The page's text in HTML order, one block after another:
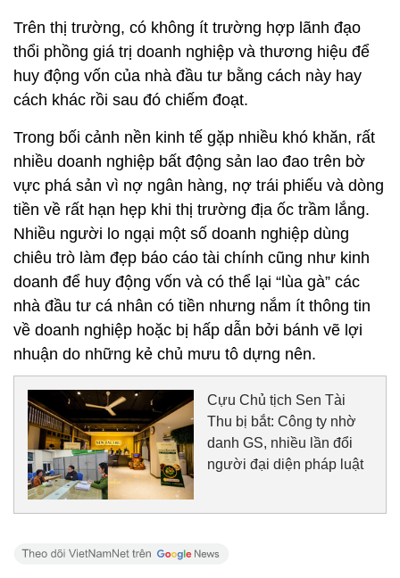
Trên thị trường, có không ít trường hợp lãnh đạo
thổi phồng giá trị doanh nghiệp và thương hiệu để
huy động vốn của nhà đầu tư bằng cách này hay
cách khác rồi sau đó chiếm đoạt.
Trong bối cảnh nền kinh tế gặp nhiều khó khăn, rất
nhiều doanh nghiệp bất động sản lao đao trên bờ
vực phá sản vì nợ ngân hàng, nợ trái phiếu và dòng
tiền về rất hạn hẹp khi thị trường địa ốc trầm lắng.
Nhiều người lo ngại một số doanh nghiệp dùng
chiêu trò làm đẹp báo cáo tài chính cũng như kinh
doanh để huy động vốn và có thể lại “lùa gà” các
nhà đầu tư cá nhân có tiền nhưng nắm ít thông tin
về doanh nghiệp hoặc bị hấp dẫn bởi bánh vẽ lợi
nhuận do những kẻ chủ mưu tô dựng nên.
Cựu Chủ tịch Sen Tài
Thu bị bắt: Công ty nhờ
danh GS, nhiều lần đổi
người đại diện pháp luật